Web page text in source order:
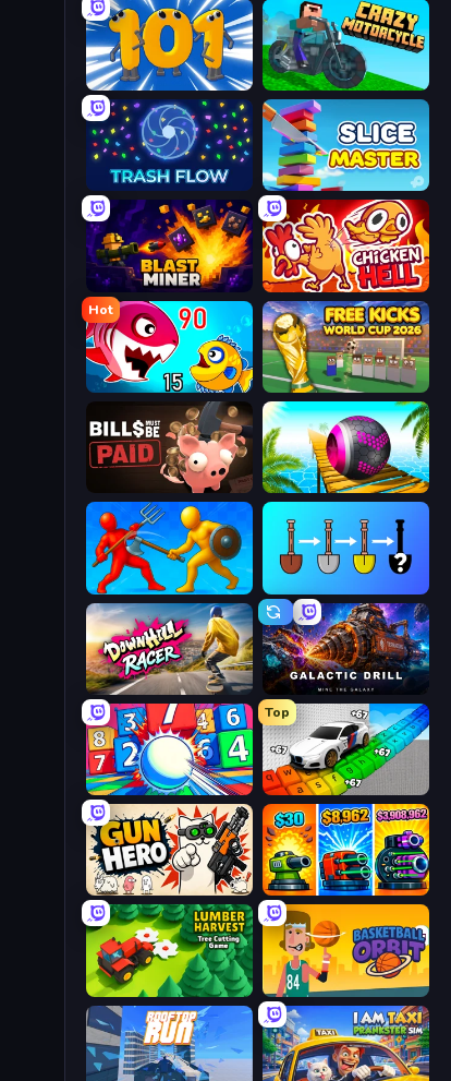
Crazy Motorcycle
Numbers Arena
Slice Master
Trash Flow
Chicken Hell
Blast Miner
Free Kicks World Cup 2026
Hot
Fish Eat Getting Big
Rolling Balls Sea Race
Bills Must Be Paid
Epic Sword Battle! Fight in Arena
Galactic Drill
Downhill Racer
Top
Obby: Supercar Race on Keyboard
Entropy
Pumpkin Defense: Merge Cannon
Gun Hero: Cat Survival
Basketball Orbit
Lumber Harvest: Tree Cutting Game